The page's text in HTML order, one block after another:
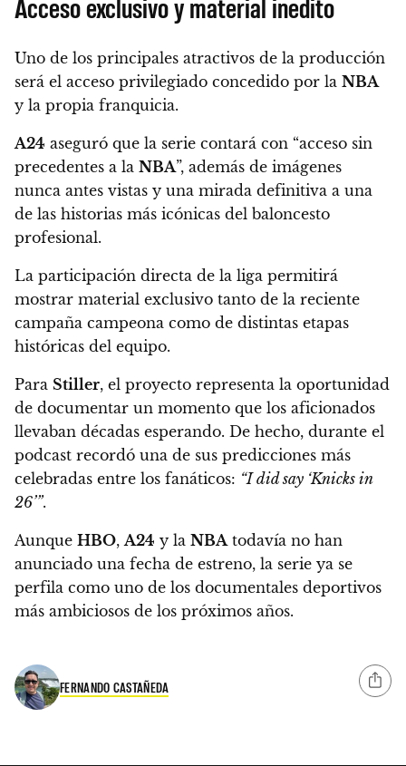
Uno de los principales atractivos de la producción
será el acceso privilegiado concedido por la NBA
y la propia franquicia.
A24 aseguró que la serie contará con “acceso sin
precedentes a la NBA”, además de imágenes
nunca antes vistas y una mirada definitiva a una
de las historias más icónicas del baloncesto
profesional.
La participación directa de la liga permitirá
mostrar material exclusivo tanto de la reciente
campaña campeona como de distintas etapas
históricas del equipo.
Para Stiller, el proyecto representa la oportunidad
de documentar un momento que los aficionados
llevaban décadas esperando. De hecho, durante el
podcast recordó una de sus predicciones más
celebradas entre los fanáticos: “I did say ‘Knicks in
26’”.
Aunque HBO, A24 y la NBA todavía no han
anunciado una fecha de estreno, la serie ya se
perfila como uno de los documentales deportivos
más ambiciosos de los próximos años.
FERNANDO CASTAÑEDA